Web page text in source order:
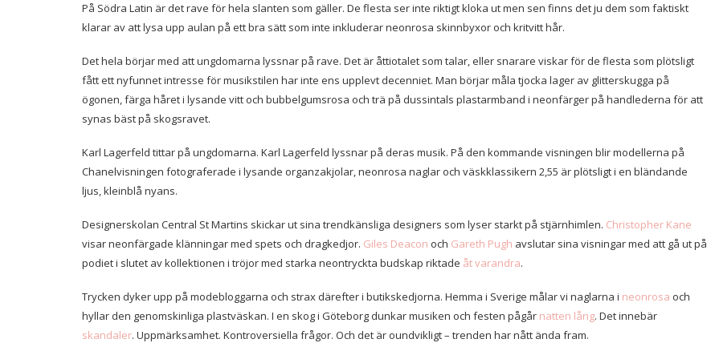
På Södra Latin är det rave för hela slanten som gäller. De flesta ser inte riktigt kloka ut men sen finns det ju dem som faktiskt
klarar av att lysa upp aulan på ett bra sätt som inte inkluderar neonrosa skinnbyxor och kritvitt hår.
Det hela börjar med att ungdomarna lyssnar på rave. Det är åttiotalet som talar, eller snarare viskar för de flesta som plötsligt
fått ett nyfunnet intresse för musikstilen har inte ens upplevt decenniet. Man börjar måla tjocka lager av glitterskugga på
ögonen, färga håret i lysande vitt och bubbelgumsrosa och trä på dussintals plastarmband i neonfärger på handlederna för att
synas bäst på skogsravet.
Karl Lagerfeld tittar på ungdomarna. Karl Lagerfeld lyssnar på deras musik. På den kommande visningen blir modellerna på
Chanelvisningen fotograferade i lysande organzakjolar, neonrosa naglar och väskklassikern 2,55 är plötsligt i en bländande
ljus, kleinblå nyans.
Designerskolan Central St Martins skickar ut sina trendkänsliga designers som lyser starkt på stjärnhimlen. Christopher Kane
visar neonfärgade klänningar med spets och dragkedjor. Giles Deacon och Gareth Pugh avslutar sina visningar med att gå ut på
podiet i slutet av kollektionen i tröjor med starka neontryckta budskap riktade åt varandra.
Trycken dyker upp på modebloggarna och strax därefter i butikskedjorna. Hemma i Sverige målar vi naglarna i neonrosa och
hyllar den genomskinliga plastväskan. I en skog i Göteborg dunkar musiken och festen pågår natten lång. Det innebär
skandaler. Uppmärksamhet. Kontroversiella frågor. Och det är oundvikligt – trenden har nått ända fram.